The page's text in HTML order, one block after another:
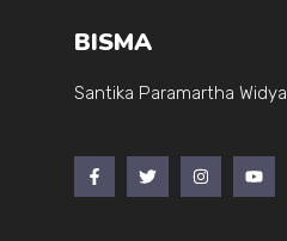
BISMA
Santika Paramartha Widya